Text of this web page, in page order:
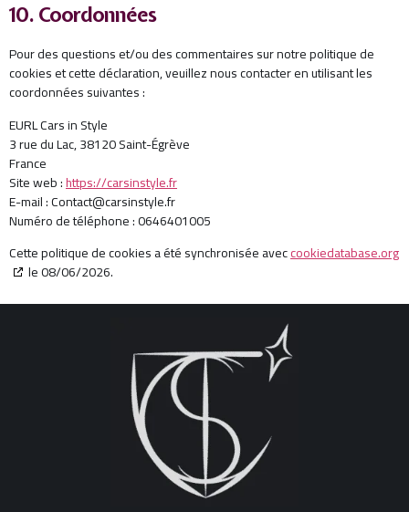
10. Coordonnées
Pour des questions et/ou des commentaires sur notre politique de
cookies et cette déclaration, veuillez nous contacter en utilisant les
coordonnées suivantes :
EURL Cars in Style
3 rue du Lac, 38120 Saint-Égrève
France
Site web :https://carsinstyle.fr
E-mail :Contact@carsinstyle.fr
Numéro de téléphone : 0646401005
Cette politique de cookies a été synchronisée aveccookiedatabase.org
le 08/06/2026.